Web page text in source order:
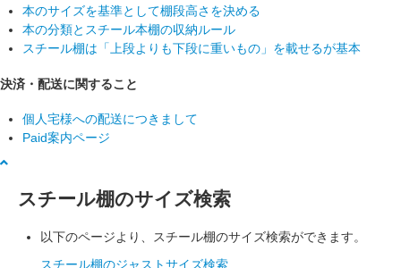
本のサイズを基準として棚段高さを決める
本の分類とスチール本棚の収納ルール
スチール棚は「上段よりも下段に重いもの」を載せるが基本
決済・配送に関すること
個人宅様への配送につきまして
Paid案内ページ
スチール棚のサイズ検索
以下のページより、スチール棚のサイズ検索ができます。
スチール棚のジャストサイズ検索